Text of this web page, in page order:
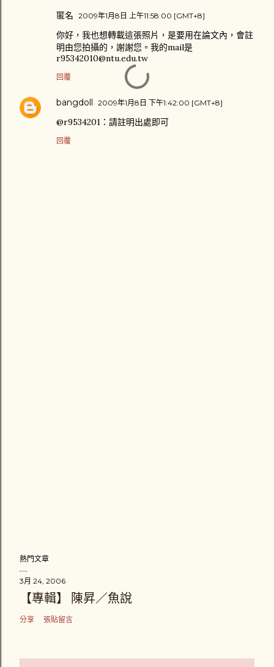
匿名 2009年1月8日 上午11:58:00 [GMT+8]
你好，我也想轉載這張照片，是要用在論文內，會註
明由您拍攝的，謝謝您。我的mail是
r95342010@ntu.edu.tw
回覆
bangdoll 2009年1月8日 下午1:42:00 [GMT+8]
@r9534201：請註明出處即可
回覆
熱門文章
3月 24, 2006
【專輯】 陳昇／魚說
分享 張貼留言